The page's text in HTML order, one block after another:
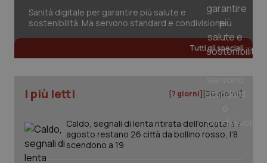
Sanità digitale per garantire più salute e
sostenibilità. Ma servono standard e condivisione
Tutti gli speciali
I più letti [7 giorni] [30 giorni]
Caldo, segnali di lenta ritirata dell'ondata: il 7
agosto restano 26 città da bollino rosso, l'8
scendono a 19
tracking-sites-ironfish-
session-id
www.quotidianosanita.it